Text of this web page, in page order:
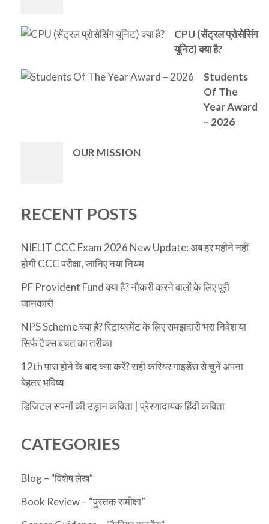
CPU (सेंट्रल प्रोसेसिंग
यूनिट) क्या है?
Students
Of The
Year Award
– 2026
OUR MISSION
RECENT POSTS
NIELIT CCC Exam 2026 New Update: अब हर महीने नहीं
होगी CCC परीक्षा, जानिए नया नियम
PF Provident Fund क्या है? नौकरी करने वालों के लिए पूरी
जानकारी
NPS Scheme क्या है? रिटायरमेंट के लिए समझदारी भरा निवेश या
सिर्फ टैक्स बचत का तरीका
12th पास होने के बाद क्या करें? सही करियर गाइडेंस से चुनें अपना
बेहतर भविष्य
डिजिटल सपनों की उड़ान कविता | प्रेरणादायक हिंदी कविता
CATEGORIES
Blog – "विशेष लेख"
Book Review – “पुस्तक समीक्षा”